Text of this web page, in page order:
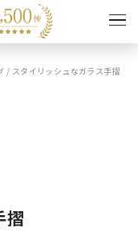
キャンペーン
/ スタイリッシュなガラス手摺
摺